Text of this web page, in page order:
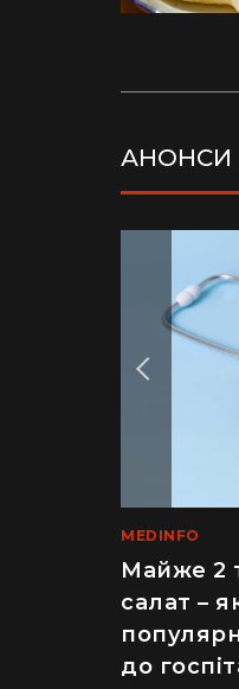
АНОНСИ
LIFE
Рік
українка
MEDINFO
Майже 2
салат –
до